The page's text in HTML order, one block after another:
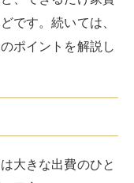
です。続いては、
ポイントを解説し
大きな出費のひと